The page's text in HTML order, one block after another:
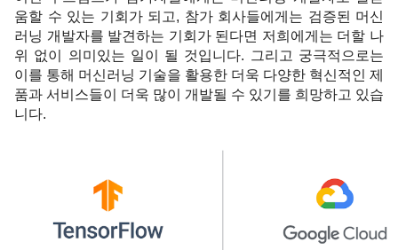
움할 수 있는 기회가 되고, 참가 회사들에게는 검증된 머신
러닝 개발자를 발견하는 기회가 된다면 저희에게는 더할 나
위 없이 의미있는 일이 될 것입니다. 그리고 궁극적으로는
이를 통해 머신러닝 기술을 활용한 더욱 다양한 혁신적인 제
품과 서비스들이 더욱 많이 개발될 수 있기를 희망하고 있습
니다.